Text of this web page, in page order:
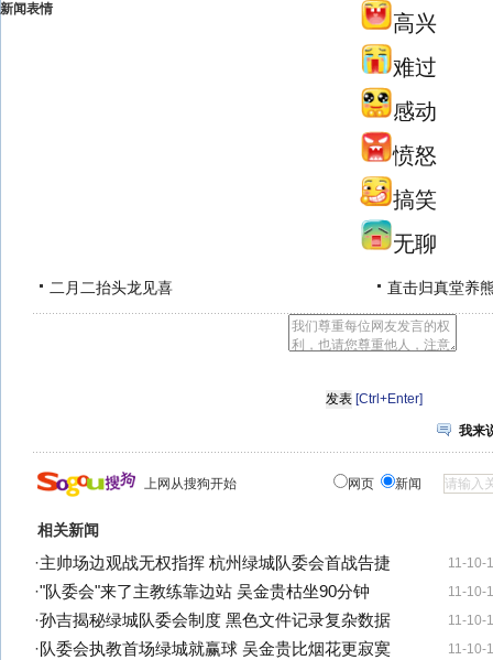
新闻表情
高兴
难过
感动
愤怒
搞笑
无聊
二月二抬头龙见喜 直击归真堂养
[Ctrl+Enter]
我来
上网从搜狗开始 网页 新闻
相关新闻
11-10-
·主帅场边观战无权指挥 杭州绿城队委会首战告捷
11-10-
·"队委会"来了主教练靠边站 吴金贵枯坐90分钟
11-10-
·孙吉揭秘绿城队委会制度 黑色文件记录复杂数据
11-10-
·队委会执教首场绿城就赢球 吴金贵比烟花更寂寞